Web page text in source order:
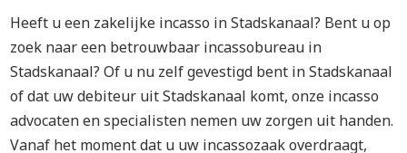
Heeft u een zakelijke incasso in Stadskanaal? Bent u op
zoek naar een betrouwbaar incassobureau in
Stadskanaal? Of u nu zelf gevestigd bent in Stadskanaal
of dat uw debiteur uit Stadskanaal komt, onze incasso
advocaten en specialisten nemen uw zorgen uit handen.
Vanaf het moment dat u uw incassozaak overdraagt,